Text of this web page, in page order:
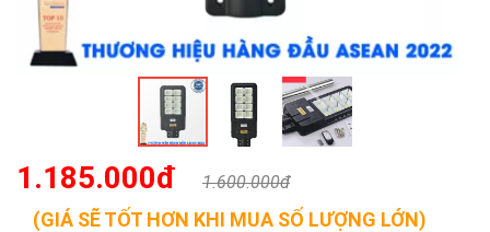
1.185.000đ 1.600.000đ
(GIÁ SẼ TỐT HƠN KHI MUA SỐ LƯỢNG LỚN)